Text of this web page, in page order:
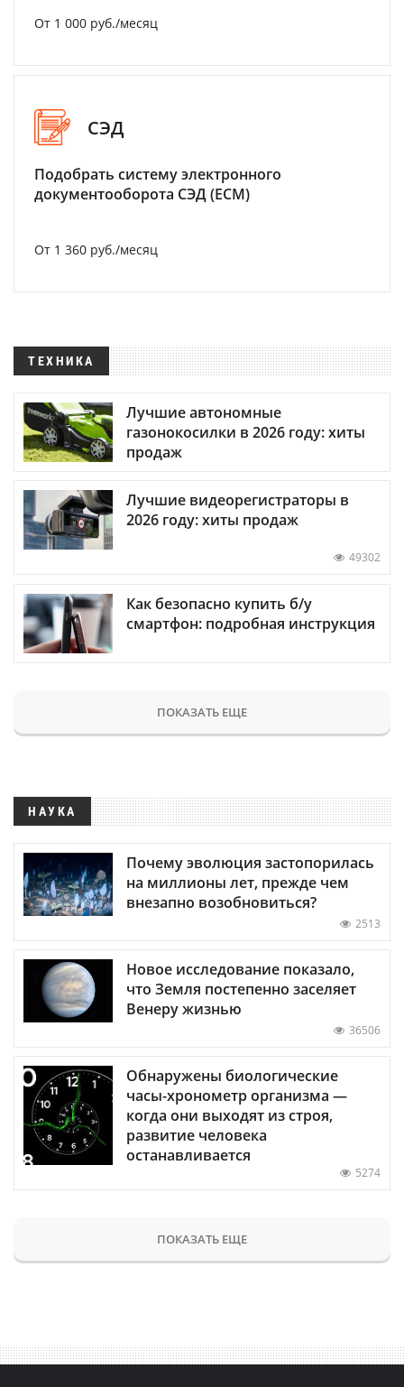
От 1 000 руб./месяц
СЭД
Подобрать систему электронного
документооборота СЭД (ECM)
От 1 360 руб./месяц
ТЕХНИКА
Лучшие автономные
газонокосилки в 2026 году: хиты
продаж
Лучшие видеорегистраторы в
2026 году: хиты продаж
49302
Как безопасно купить б/у
смартфон: подробная инструкция
ПОКАЗАТЬ ЕЩЕ
НАУКА
Почему эволюция застопорилась
на миллионы лет, прежде чем
внезапно возобновиться?
2513
Новое исследование показало,
что Земля постепенно заселяет
Венеру жизнью
36506
Обнаружены биологические
часы-хронометр организма —
когда они выходят из строя,
развитие человека
останавливается
5274
ПОКАЗАТЬ ЕЩЕ